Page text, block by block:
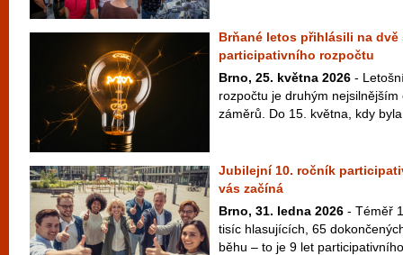
Brňané letos přihlásili na
participativního rozpočtu
Brno, 25. května 2026 -
rozpočtu je druhým
záměrů. Do 15. května, kdy
Jubilejní 10. ročník
vás začíná
Brno, 31. ledna 2026 - Téměř
tisíc hlasujících, 65
běhu – to je 9 let